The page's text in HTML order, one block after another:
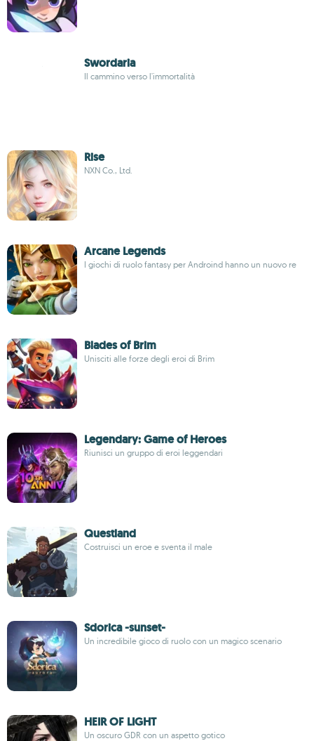
Swordaria
Il cammino verso l'immortalità
Rise
NXN Co., Ltd.
Arcane Legends
I giochi di ruolo fantasy per Androind hanno un nuovo re
Blades of Brim
Unisciti alle forze degli eroi di Brim
Legendary: Game of Heroes
Riunisci un gruppo di eroi leggendari
Questland
Costruisci un eroe e sventa il male
Sdorica -sunset-
Un incredibile gioco di ruolo con un magico scenario
HEIR OF LIGHT
Un oscuro GDR con un aspetto gotico